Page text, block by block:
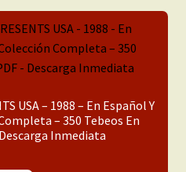
USA – 1988 – En Español Y
– 350 Tebeos En
Inmediata